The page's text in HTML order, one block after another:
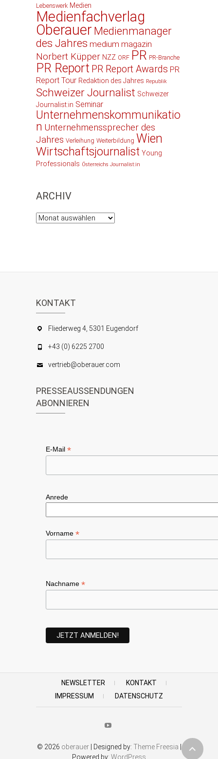
Lebenswerk Medien
Medienfachverlag
Oberauer Medienmanager
des Jahres medium magazin
Norbert Küpper NZZ ORF PR PR-Branche
PR Report PR Report Awards PR
Report Tour Redaktion des Jahres Republik
Schweizer Journalist Schweizer
Journalist:in Seminar
Unternehmenskommunikatio
n Unternehmenssprecher des
Jahres Verleihung Weiterbildung Wien
Wirtschaftsjournalist Young
Professionals Österreichs Journalist:in
ARCHIV
Archiv
KONTAKT
Fliederweg 4, 5301 Eugendorf
+43 (0) 6225 2700
vertrieb@oberauer.com
PRESSEAUSSENDUNGEN
ABONNIEREN
E-Mail *
Anrede
Vorname *
Nachname *
NEWSLETTER
KONTAKT
IMPRESSUM
DATENSCHUTZ
Youtube
© 2026 oberauer| Designed by: Theme Freesia
Powered by: WordPress